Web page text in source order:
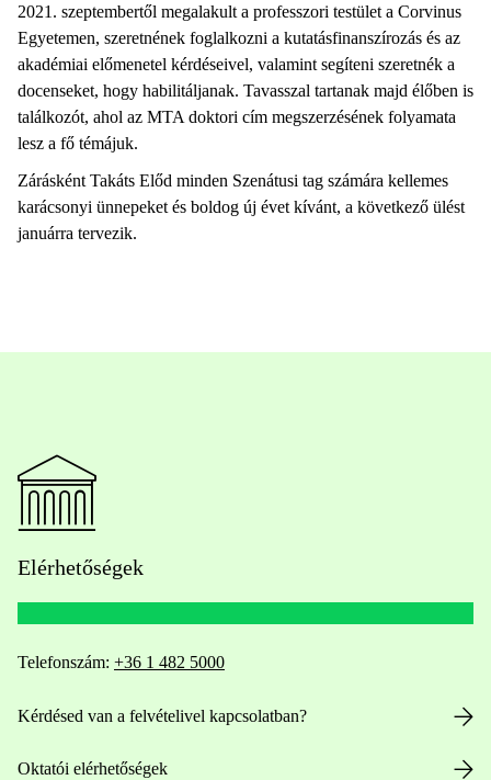
2021. szeptembertől megalakult a professzori testület a Corvinus
Egyetemen, szeretnének foglalkozni a kutatásfinanszírozás és az
akadémiai előmenetel kérdéseivel, valamint segíteni szeretnék a
docenseket, hogy habilitáljanak. Tavasszal tartanak majd élőben is
találkozót, ahol az MTA doktori cím megszerzésének folyamata
lesz a fő témájuk.
Zárásként Takáts Előd minden Szenátusi tag számára kellemes
karácsonyi ünnepeket és boldog új évet kívánt, a következő ülést
januárra tervezik.
Elérhetőségek
Telefonszám: +36 1 482 5000
Kérdésed van a felvételivel kapcsolatban?
Oktatói elérhetőségek